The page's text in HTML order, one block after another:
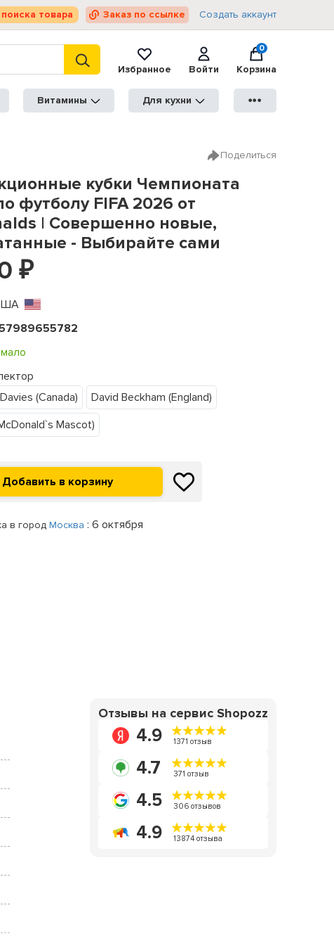
товара Заказ по ссылке Создать аккаунт
Избранное
Войти
0
Корзина
Витамины Для кухни ●●●
Поделиться
кубки Чемпионата
футболу FIFA 2026 от
| Совершенно новые,
- Выбирайте сами
₽
мало
(Canada)
David Beckham (England)
Mascot)
в город Москва : 6 октября
Отзывы на сервис Shopozz
4.9 1371 отзыв
4.7 371 отзыв
4.5 306 отзывов
4.9 13874 отзыва